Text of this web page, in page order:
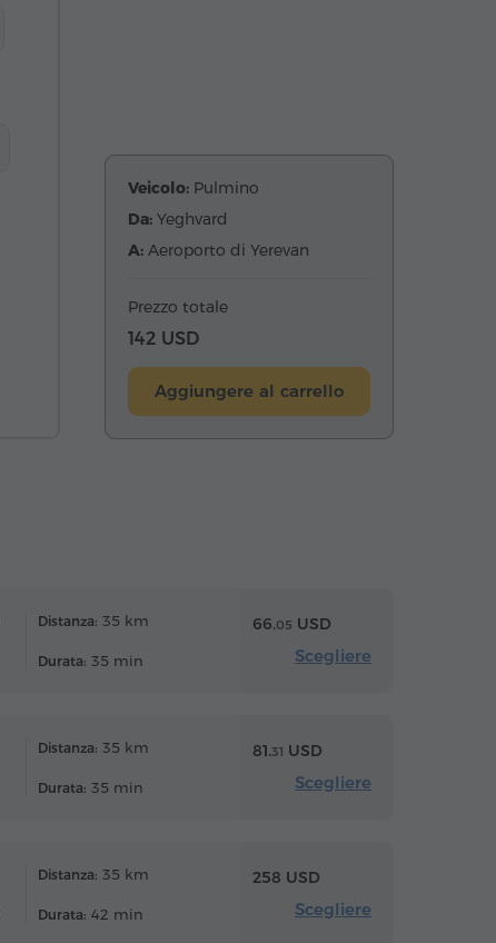
Veicolo: Pulmino
Da: Yeghvard
A: Aeroporto di Yerevan
Prezzo totale
142 USD
Aggiungere al carrello
Distanza: 35 km
Durata: 35 min
66.05 USD
Scegliere
Distanza: 35 km
Durata: 35 min
81.31 USD
Scegliere
Distanza: 35 km
Durata: 42 min
258 USD
Scegliere